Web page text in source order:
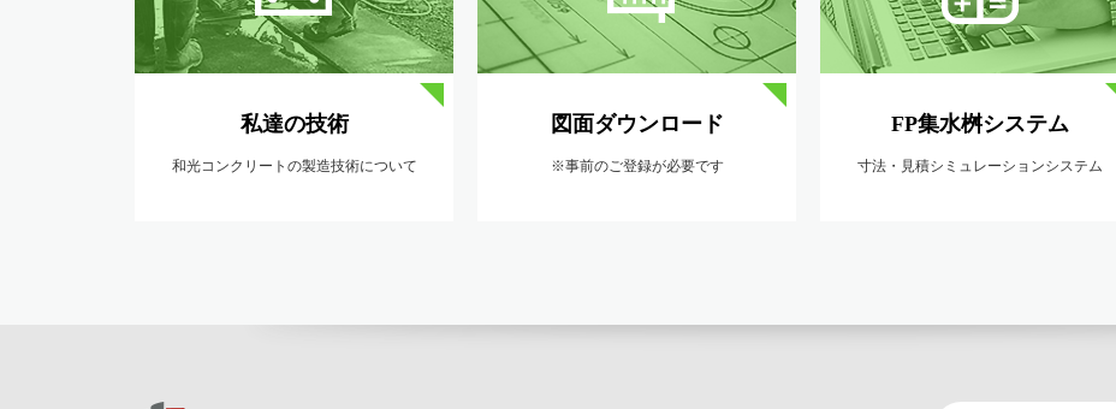
私達の技術
和光コンクリートの製造技術について
図面ダウンロード
※事前のご登録が必要です
FP集水桝システム
寸法・見積シミュレーションシステム